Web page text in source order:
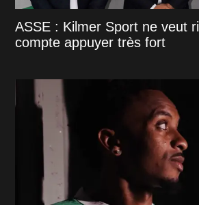
ASSE : Kilmer Sport ne veut
compte appuyer très fort